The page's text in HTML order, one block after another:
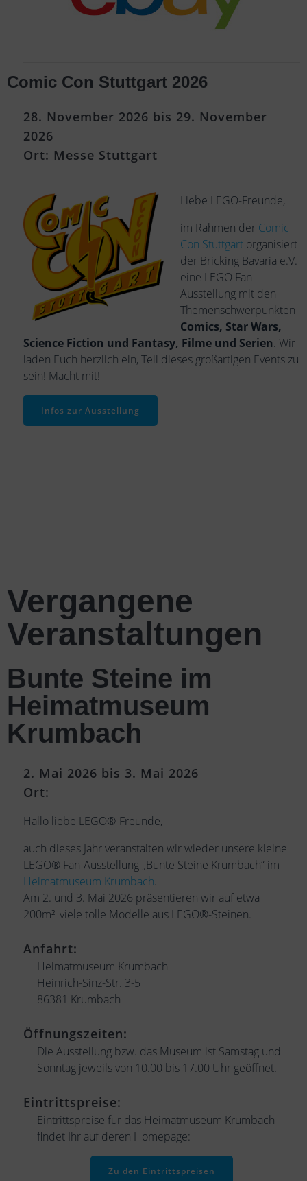
Comic Con Stuttgart 2026
28. November 2026 bis 29. November
2026
Ort: Messe Stuttgart
Liebe LEGO-Freunde,
im Rahmen der Comic
Con Stuttgart organisiert
der Bricking Bavaria e.V.
eine LEGO Fan-
Ausstellung mit den
Themenschwerpunkten
Comics, Star Wars,
Science Fiction und Fantasy, Filme und Serien. Wir
laden Euch herzlich ein, Teil dieses großartigen Events zu
sein! Macht mit!
Infos zur Ausstellung
Vergangene
Veranstaltungen
Bunte Steine im
Heimatmuseum
Krumbach
2. Mai 2026 bis 3. Mai 2026
Ort:
Hallo liebe LEGO®-Freunde,
auch dieses Jahr veranstalten wir wieder unsere kleine
LEGO® Fan-Ausstellung „Bunte Steine Krumbach“ im
Heimatmuseum Krumbach.
Am 2. und 3. Mai 2026 präsentieren wir auf etwa
200m² viele tolle Modelle aus LEGO®-Steinen.
Anfahrt:
Heimatmuseum Krumbach
Heinrich-Sinz-Str. 3-5
86381 Krumbach
Öffnungszeiten:
Die Ausstellung bzw. das Museum ist Samstag und
Sonntag jeweils von 10.00 bis 17.00 Uhr geöffnet.
Eintrittspreise:
Eintrittspreise für das Heimatmuseum Krumbach
findet Ihr auf deren Homepage:
Zu den Eintrittspreisen